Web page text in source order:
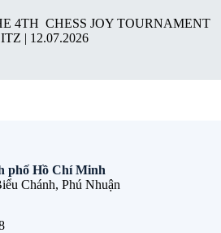
4TH CHESS JOY TOURNAMENT
| 12.07.2026
phố Hồ Chí Minh
Chánh, Phú Nhuận